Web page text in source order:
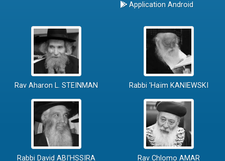
Application Android
Rav Aharon L. STEINMAN Rabbi 'Haïm KANIEWSKI
Rabbi David ABI'HSSIRA Rav Chlomo AMAR